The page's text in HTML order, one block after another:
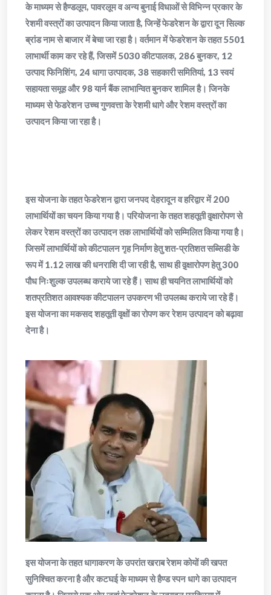
के माध्यम से हैण्डलूम, पावरलूम व अन्य बुनाई विधाओं से विभिन्न प्रकार के
रेशमी वस्त्रों का उत्पादन किया जाता है, जिन्हें फेडरेशन के द्वारा दून सिल्क
ब्रांड नाम से बाजार में बेचा जा रहा है। वर्तमान में फेडरेशन के तहत 5501
लाभार्थी काम कर रहे हैं, जिसमें 5030 कीटपालक, 286 बुनकर, 12
उत्पाद फिनिशिंग, 24 धागा उत्पादक, 38 सहकारी समितियां, 13 स्वयं
सहायता समूह और 98 यार्न बैंक लाभान्वित बुनकर शामिल है। जिनके
माध्यम से फेडरेशन उच्च गुणवत्ता के रेशमी धागे और रेशम वस्त्रों का
उत्पादन किया जा रहा है।
इस योजना के तहत फेडरेशन द्वारा जनपद देहरादून व हरिद्वार में 200
लाभार्थियों का चयन किया गया है। परियोजना के तहत शहतूती वृ़क्षारोपण से
लेकर रेशम वस्त्रों का उत्पादन तक लाभार्थियों को सम्मिलित किया गया है।
जिसमें लाभार्थियों को कीटपालन गृह निर्माण हेतु शत-प्रतिशत सब्सिडी के
रूप में 1.12 लाख की धनराशि दी जा रही है, साथ ही वृ़क्षारोपण हेतु 300
पौध निःशुल्क उपलब्ध कराये जा रहे हैं। साथ ही चयनित लाभार्थियों को
शतप्रतिशत आवश्यक कीटपालन उपकरण भी उपलब्ध कराये जा रहे हैं।
इस योजना का मकसद शहतूती वृक्षों का रोपण कर रेशम उत्पादन को बढ़ावा
देना है।
इस योजना के तहत धागाकरण के उपरांत खराब रेशम कोयों की खपत
सुनिश्चित करना है और कटघई के माध्यम से हैण्ड स्पन धागे का उत्पादन